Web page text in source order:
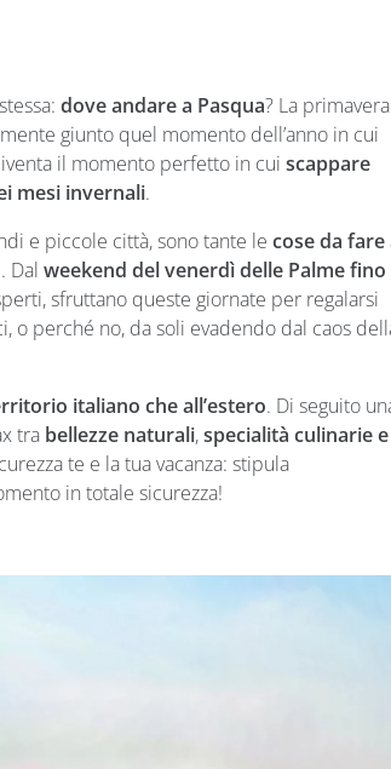
dove andare a Pasqua? La primavera
giunto quel momento dell’anno in cui
il momento perfetto in cui scappare
mesi invernali.
e piccole città, sono tante le cose da fare
. Dal weekend del venerdì delle Palme fino
sfruttano queste giornate per regalarsi
o perché no, da soli evadendo dal caos
italiano che all’estero. Di seguito
tra bellezze naturali,specialità culinarie e
te e la tua vacanza: stipula
in totale sicurezza!